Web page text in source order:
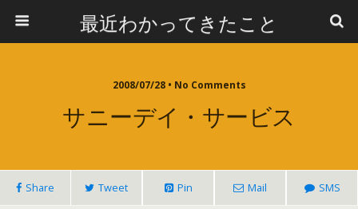
最近わかってきたこと
2008/07/28 • No Comments
サニーデイ・サービス
Share Tweet Pin Mail SMS